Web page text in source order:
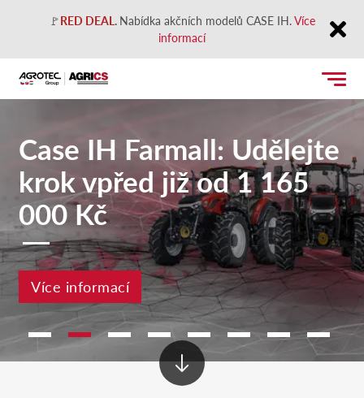
🚩RED DEAL. Nabídka akčních modelů CASE IH.Více
informací
Close
Case IH Farmall: Udělejte
krok vpřed již od 1 165
000 Kč
Více informací